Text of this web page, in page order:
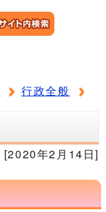
行政全般
[2020年2月14日]